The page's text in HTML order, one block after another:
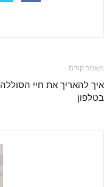
מאמר קודם
איך להאריך את חיי הסוללה
בטלפון